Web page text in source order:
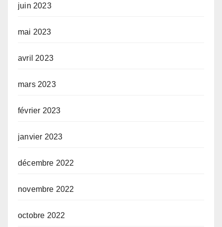
juin 2023
mai 2023
avril 2023
mars 2023
février 2023
janvier 2023
décembre 2022
novembre 2022
octobre 2022